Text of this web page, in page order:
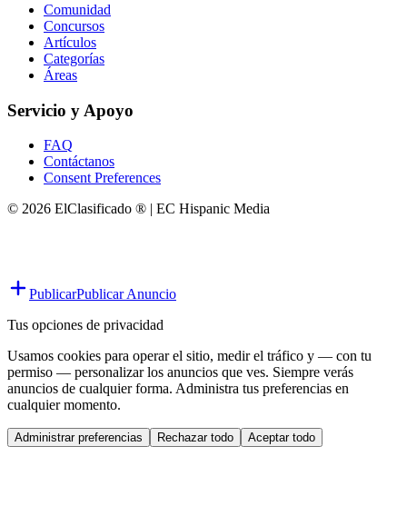
Comunidad
Concursos
Artículos
Categorías
Áreas
Servicio y Apoyo
FAQ
Contáctanos
Consent Preferences
© 2026 ElClasificado ® | EC Hispanic Media
PublicarPublicar Anuncio
Tus opciones de privacidad
Usamos cookies para operar el sitio, medir el tráfico y — con tu
permiso — personalizar los anuncios que ves. Siempre verás
anuncios de cualquier forma. Administra tus preferencias en
cualquier momento.
Administrar preferencias Rechazar todo Aceptar todo